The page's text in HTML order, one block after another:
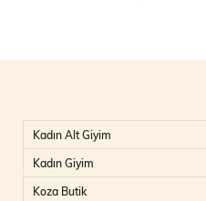
Kadın Alt Giyim
Kadın Giyim
Koza Butik